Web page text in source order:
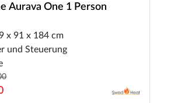
Aurava One 1 Person
x 91 x 184 cm
und Steuerung